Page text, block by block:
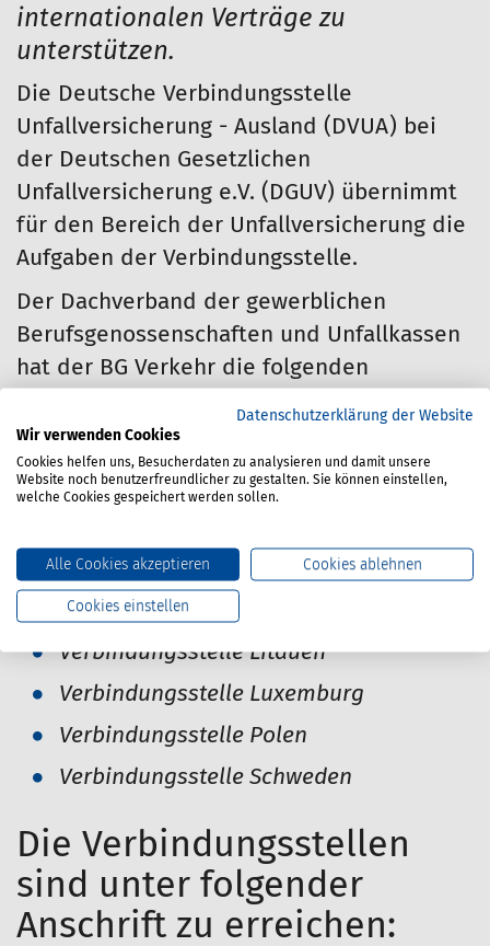
internationalen Verträge zu
unterstützen.
Die Deutsche Verbindungsstelle
Unfallversicherung - Ausland (DVUA) bei
der Deutschen Gesetzlichen
Unfallversicherung e.V. (DGUV) übernimmt
für den Bereich der Unfallversicherung die
Aufgaben der Verbindungsstelle.
Der Dachverband der gewerblichen
Berufsgenossenschaften und Unfallkassen
hat der BG Verkehr die folgenden
Verbindungsstelle Estland
Verbindungsstelle Finnland
Verbindungsstelle Israel
Verbindungsstelle Lettland
Verbindungsstelle Litauen
Verbindungsstelle Luxemburg
Verbindungsstelle Polen
Verbindungsstelle Schweden
Die Verbindungsstellen
sind unter folgender
Anschrift zu erreichen:
Datenschutzerklärung der Website
Wir verwenden Cookies
Cookies helfen uns, Besucherdaten zu analysieren und damit unsere
Website noch benutzerfreundlicher zu gestalten. Sie können einstellen,
welche Cookies gespeichert werden sollen.
Alle Cookies akzeptieren Cookies ablehnen
Cookies einstellen